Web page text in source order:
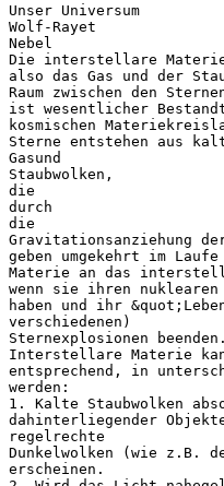
Unser Universum
Wolf-Rayet
Nebel
Die interstellare
also das Gas und der
Raum zwischen den
ist wesentlicher
kosmischen
Sterne entstehen aus
Gasund
Staubwolken,
die
durch
die
Gravitationsanziehung
geben umgekehrt im
Materie an das
wenn sie ihren
haben und ihr
verschiedenen)
Sternexplosionen beenden.
Interstellare Materie
entsprechend, in
werden:
1. Kalte Staubwolken
dahinterliegender
regelrechte
Dunkelwolken (wie z.B.
erscheinen.